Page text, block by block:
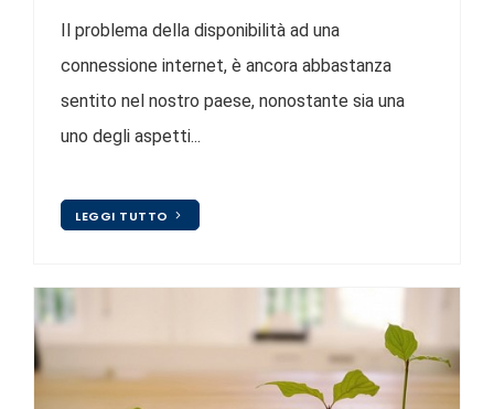
Il problema della disponibilità ad una
connessione internet, è ancora abbastanza
sentito nel nostro paese, nonostante sia una
uno degli aspetti...
LEGGI TUTTO